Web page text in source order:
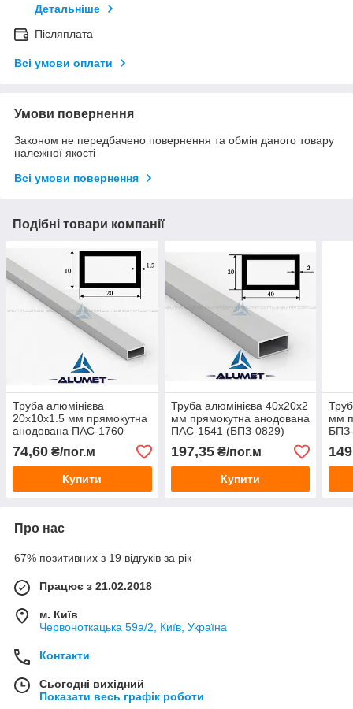
Детальніше
Післяплата
Всі умови оплати
Умови повернення
Законом не передбачено повернення та обмін даного товару
належної якості
Всі умови повернення
Подібні товари компанії
Труба алюмінієва
20х10х1.5 мм прямокутна
анодована ПАС-1760
(БПЗ-0579)
74,60 ₴/пог.м
Купити
Труба алюмінієва 40х20х2
мм прямокутна анодована
ПАС-1541 (БПЗ-0829)
197,35₴/пог.м
Купити
мм
Про нас
67% позитивних з 19 відгуків за рік
Працює з 21.02.2018
м. Київ
Червоноткацька 59а/2, Київ, Україна
Контакти
Сьогодні вихідний
Показати весь графік роботи